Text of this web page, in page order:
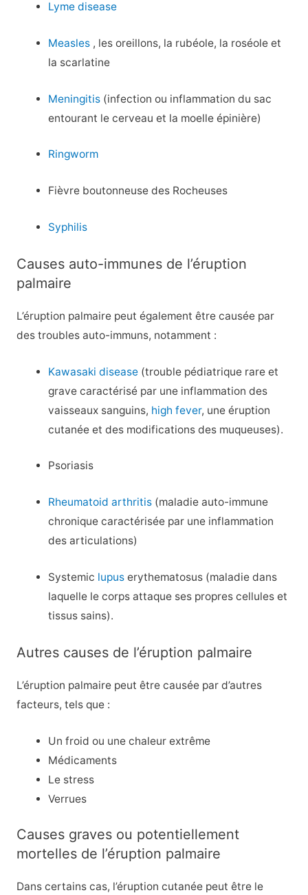
Lyme disease
Measles , les oreillons, la rubéole, la roséole et
la scarlatine
Meningitis (infection ou inflammation du sac
entourant le cerveau et la moelle épinière)
Ringworm
Fièvre boutonneuse des Rocheuses
Syphilis
Causes auto-immunes de l’éruption
palmaire
L’éruption palmaire peut également être causée par
des troubles auto-immuns, notamment :
Kawasaki disease (trouble pédiatrique rare et
grave caractérisé par une inflammation des
vaisseaux sanguins, high fever, une éruption
cutanée et des modifications des muqueuses).
Psoriasis
Rheumatoid arthritis (maladie auto-immune
chronique caractérisée par une inflammation
des articulations)
Systemic lupus erythematosus (maladie dans
laquelle le corps attaque ses propres cellules et
tissus sains).
Autres causes de l’éruption palmaire
L’éruption palmaire peut être causée par d’autres
facteurs, tels que :
Un froid ou une chaleur extrême
Médicaments
Le stress
Verrues
Causes graves ou potentiellement
mortelles de l’éruption palmaire
Dans certains cas, l’éruption cutanée peut être le